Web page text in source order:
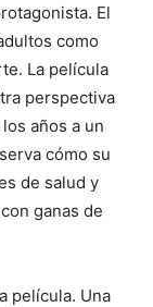
El
como
La película
perspectiva
años a un
cómo su
de salud y
ganas de
película. Una